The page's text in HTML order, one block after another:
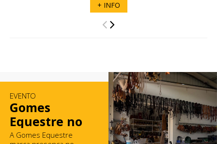
+ INFO
EVENTO
Gomes
Equestre no
Mercado de
A Gomes Equestre